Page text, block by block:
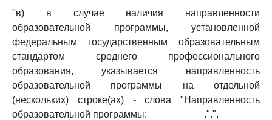
"в) в случае наличия направленности
образовательной программы, установленной
федеральным государственным образовательным
стандартом среднего профессионального
образования, указывается направленность
образовательной программы на отдельной
(нескольких) строке(ах) - слова "Направленность
образовательной программы: __________.".".